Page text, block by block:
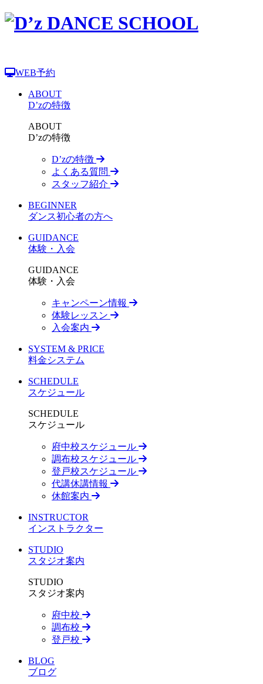
WEB予約
ABOUT
D’zの特徴
ABOUT
D’zの特徴
D’zの特徴
よくある質問
スタッフ紹介
BEGINNER
ダンス初心者の方へ
GUIDANCE
体験・入会
GUIDANCE
体験・入会
キャンペーン情報
体験レッスン
入会案内
SYSTEM & PRICE
料金システム
SCHEDULE
スケジュール
SCHEDULE
スケジュール
府中校スケジュール
調布校スケジュール
登戸校スケジュール
代講休講情報
休館案内
INSTRUCTOR
インストラクター
STUDIO
スタジオ案内
STUDIO
スタジオ案内
府中校
調布校
登戸校
BLOG
ブログ